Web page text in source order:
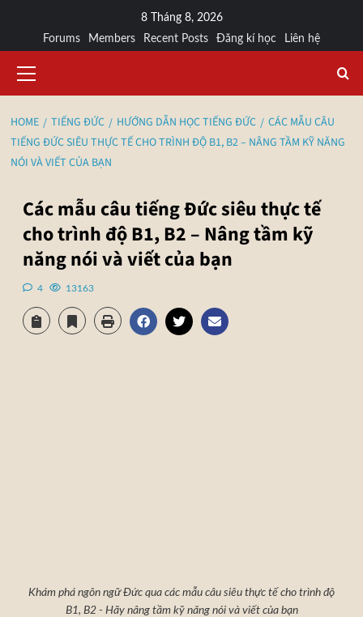
8 Tháng 8, 2026
Forums
Members Recent Posts Đăng kí học Liên hệ
HOME TIẾNG ĐỨC HƯỚNG DẪN HỌC TIẾNG ĐỨC
CÁC MẪU CÂU
TIẾNG ĐỨC SIÊU THỰC TẾ CHO TRÌNH ĐỘ B1, B2 – NÂNG TẦM KỸ NĂNG
NÓI VÀ VIẾT CỦA BẠN
Các mẫu câu tiếng Đức siêu thực tế
cho trình độ B1, B2 – Nâng tầm kỹ
năng nói và viết của bạn
4 13163
Khám phá ngôn ngữ Đức qua các mẫu câu siêu thực tế cho trình độ
B1, B2 - Hãy nâng tầm kỹ năng nói và viết của bạn